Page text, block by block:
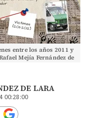
entre los años 2011 y
Mejía Fernández de
DE LARA
00:28:00